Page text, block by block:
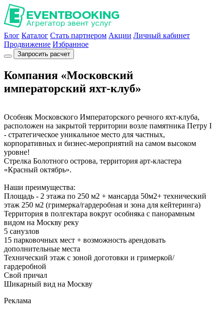
Блог Каталог Стать партнером Акции Личный кабинет
Продвижение Избранное
Запросить расчет
Компания «Московский
императорский яхт-клуб»
Особняк Московского Императорского речного яхт-клуба,
расположен на закрытой территории возле памятника Петру I
- стратегическое уникальное место для частных,
корпоративных и бизнес-мероприятий на самом высоком
уровне!
Стрелка Болотного острова, территория арт-кластера
«Красный октябрь».
Наши преимущества:
Площадь - 2 этажа по 250 м2 + мансарда 50м2+ технический
этаж 250 м2 (гримерка/гардеробная и зона для кейтеринга)
Территория в полгектара вокруг особняка с панорамным
видом на Москву реку
5 санузлов
15 парковочных мест + возможность арендовать
дополнительные места
Технический этаж с зоной доготовки и гримеркой/
гардеробной
Свой причал
Шикарный вид на Москву
Реклама